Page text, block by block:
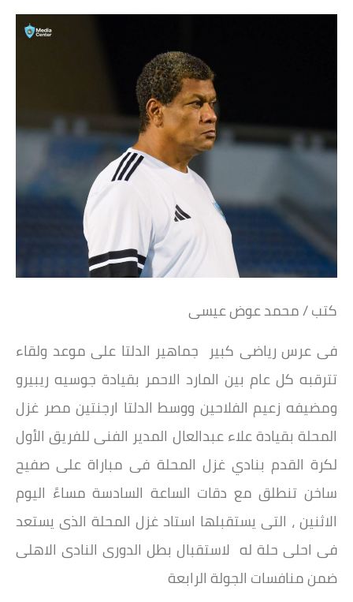
كتب / محمد عوض عيسى
فى عرس رياضى كبير جماهير الدلتا على موعد ولقاء
تترقبه كل عام بين المارد الاحمر بقيادة جوسيه ريبيرو
ومضيفه زعيم الفلاحين ووسط الدلتا ارجنتين مصر غزل
المحلة بقيادة علاء عبدالعال المدير الفنى للفريق الأول
لكرة القدم بنادي غزل المحلة فى مباراة على صفيح
ساخن تنطلق مع دقات الساعة السادسة مساءً اليوم
الاثنين ، التى يستقبلها استاد غزل المحلة الذى يستعد
فى احلى حلة له لاستقبال بطل الدورى النادى الاهلى
ضمن منافسات الجولة الرابعة